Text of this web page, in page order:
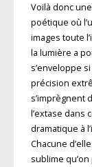
Voilà donc
poétique où
images toute
la lumière a
s’enveloppe
précision
s’imprègnent
l’extase dans
dramatique à
Chacune
sublime